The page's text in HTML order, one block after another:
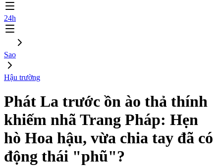
24h
Sao
Hậu trường
Phát La trước ồn ào thả thính
khiếm nhã Trang Pháp: Hẹn
hò Hoa hậu, vừa chia tay đã có
động thái "phũ"?